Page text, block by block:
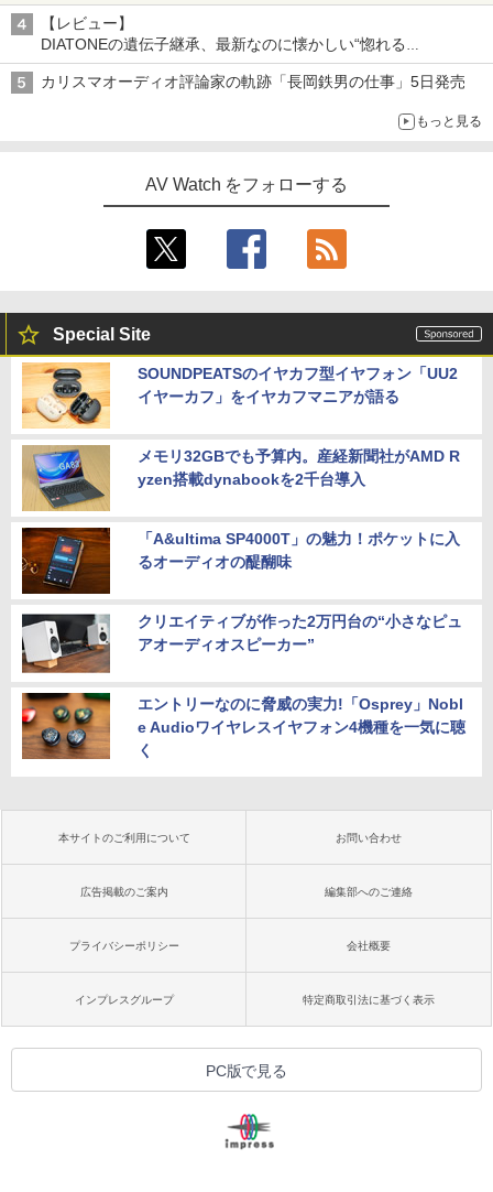
【レビュー】
DIATONEの遺伝子継承、最新なのに懐かしい“惚れる
音”Tecnologia e Cuore「DS-TC52B」を聴く
カリスマオーディオ評論家の軌跡「長岡鉄男の仕事」5日発売
もっと見る
AV Watch をフォローする
Special Site
SOUNDPEATSのイヤカフ型イヤフォン「UU2
イヤーカフ」をイヤカフマニアが語る
メモリ32GBでも予算内。産経新聞社がAMD R
yzen搭載dynabookを2千台導入
「A&ultima SP4000T」の魅力！ポケットに入
るオーディオの醍醐味
クリエイティブが作った2万円台の“小さなピュ
アオーディオスピーカー”
エントリーなのに脅威の実力!「Osprey」Nobl
e Audioワイヤレスイヤフォン4機種を一気に聴
く
本サイトのご利用について お問い合わせ
広告掲載のご案内 編集部へのご連絡
プライバシーポリシー 会社概要
インプレスグループ 特定商取引法に基づく表示
PC版で見る